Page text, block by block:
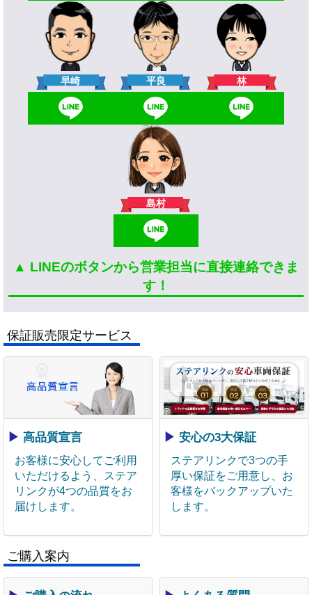
早崎 平良 林
島村
▲ LINEのボタンから営業担当に直接連絡できま
す！
保証販売限定サービス
▶ 高品質宣言
お客様に安心してご利用
いただけるよう、ステア
リンクが4つの品質をお
届けします。
▶ 安心の3大保証
ステアリンクで3つの手
厚い保証をご用意し、お
客様をバックアップいた
します。
ご購入案内